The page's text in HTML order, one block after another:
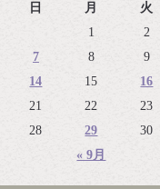
日 月 火
« 9月
1 2
7
8 9
14
15 16
21
22 23
28
29 30